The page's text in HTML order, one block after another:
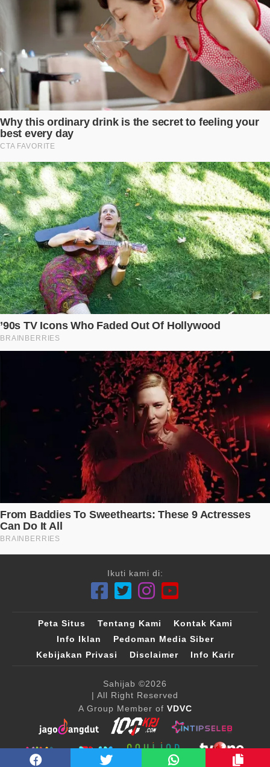
Ikuti kami di:
Peta Situs Tentang Kami
Kontak Kami
Info Iklan
Pedoman Media Siber
Kebijakan Privasi
Disclaimer Info Karir
Sahijab ©2026
| All Right Reserved
A Group Member of VDVC